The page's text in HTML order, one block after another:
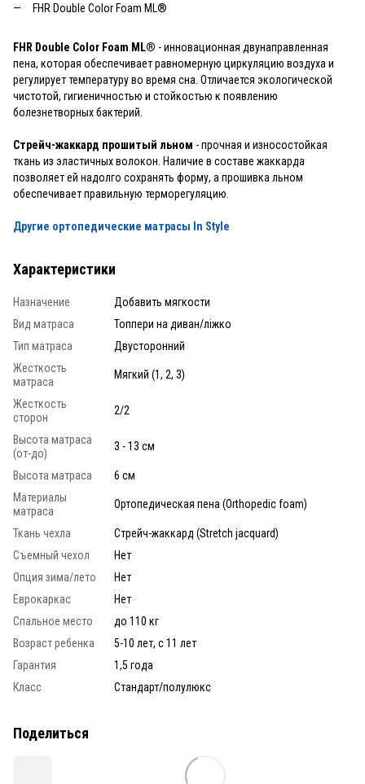
FHR Double Color Foam ML®
FHR Double Color Foam ML® - инновационная двунаправленная
пена, которая обеспечивает равномерную циркуляцию воздуха и
регулирует температуру во время сна. Отличается экологической
чистотой, гигиеничностью и стойкостью к появлению
болезнетворных бактерий.
Стрейч-жаккард прошитый льном - прочная и износостойкая
ткань из эластичных волокон. Наличие в составе жаккарда
позволяет ей надолго сохранять форму, а прошивка льном
обеспечивает правильную терморегуляцию.
Другие ортопедические матрасы In Style
Характеристики
Назначение
Добавить мягкости
Вид матраса
Топпери на диван/ліжко
Тип матраса
Двусторонний
Жесткость
матраса
Мягкий (1, 2, 3)
Жесткость
сторон
2/2
Высота матраса
(от-до)
3 - 13 см
Высота матраса
6 см
Материалы
матраса
Ортопедическая пена (Orthopedic foam)
Ткань чехла
Стрейч-жаккард (Stretch jacquard)
Съемный чехол
Нет
Опция зима/лето
Нет
Еврокаркас
Нет
Спальное место
до 110 кг
Возраст ребенка
5-10 лет, с 11 лет
Гарантия
1,5 года
Класс
Стандарт/полулюкс
Поделиться